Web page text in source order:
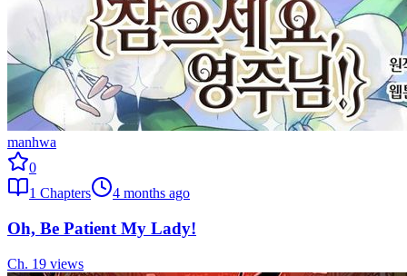
manhwa
0
1 Chapters 4 months ago
Oh, Be Patient My Lady!
Ch. 19 views